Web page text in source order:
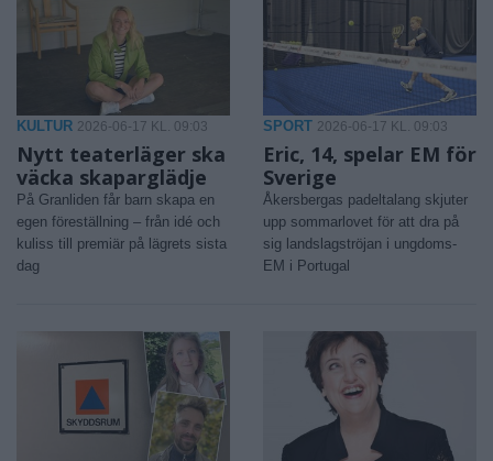
KULTUR 2026-06-17 KL. 09:03
Nytt teaterläger ska
väcka skaparglädje
På Granliden får barn skapa en
egen föreställning – från idé och
kuliss till premiär på lägrets sista
dag
SPORT 2026-06-17 KL. 09:03
Eric, 14, spelar EM för
Sverige
Åkersbergas padeltalang skjuter
upp sommarlovet för att dra på
sig landslagströjan i ungdoms-
EM i Portugal